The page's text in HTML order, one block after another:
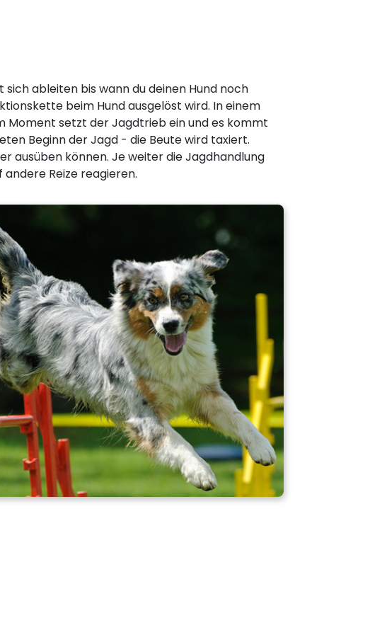
sich ableiten bis wann du deinen Hund noch
beim Hund ausgelöst wird. In einem
Moment setzt der Jagdtrieb ein und es kommt
Beginn der Jagd - die Beute wird taxiert.
ausüben können. Je weiter die Jagdhandlung
Reize reagieren.